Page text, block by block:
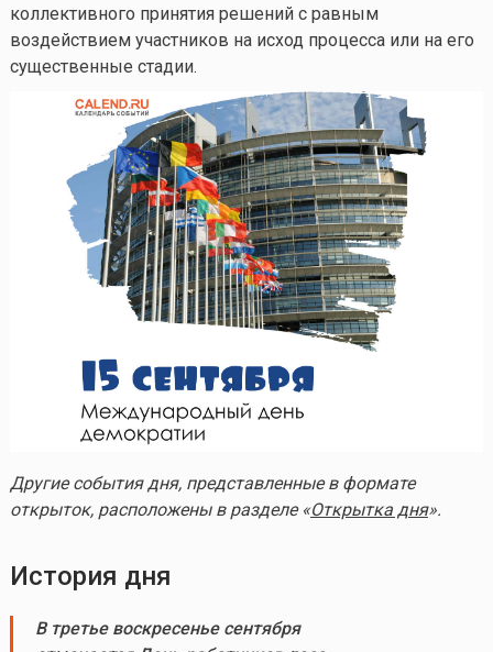
коллективного принятия решений с равным
воздействием участников на исход процесса или на его
существенные стадии.
Другие события дня, представленные в формате
открыток, расположены в разделе «Открытка дня».
История дня
В третье воскресенье сентября